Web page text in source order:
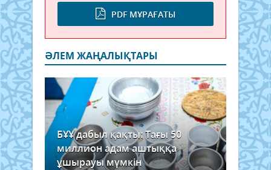
PDF МҰРАҒАТЫ
ӘЛЕМ ЖАҢАЛЫҚТАРЫ
БҰҰ дабыл қақты: Тағы 50
миллион адам аштыққа
ұшырауы мүмкін